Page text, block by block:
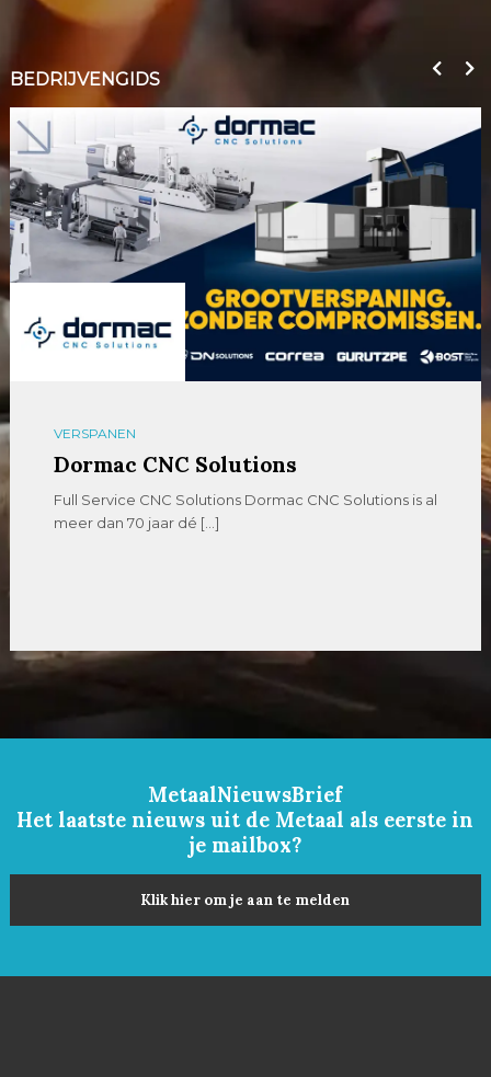
BEDRIJVENGIDS
VERSPANEN
Dormac CNC Solutions
Full Service CNC Solutions Dormac CNC Solutions is al
meer dan 70 jaar dé […]
MetaalNieuwsBrief
Het laatste nieuws uit de Metaal als eerste in
je mailbox?
Klik hier om je aan te melden